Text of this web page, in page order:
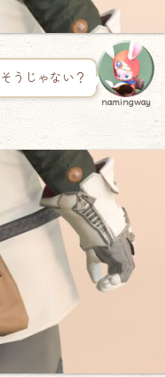
うじゃない？
namingway